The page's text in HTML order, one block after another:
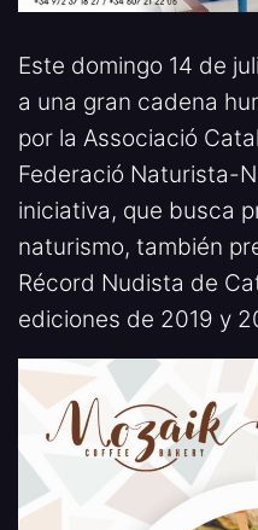
Este domingo 14 de
a una gran cadena
por la Associació
Federació Naturista-
iniciativa, que busca
naturismo, también
Récord Nudista de
ediciones de 2019 y